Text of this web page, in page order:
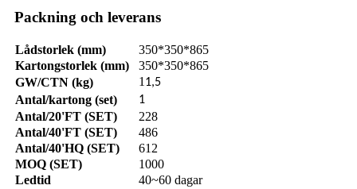
Packning och leverans
Lådstorlek (mm)
350*350*865
Kartongstorlek (mm)
350*350*865
GW/CTN (kg)
11,5
Antal/kartong (set) 1
Antal/20'FT (SET)
228
Antal/40'FT (SET)
486
Antal/40'HQ (SET)
612
MOQ (SET)
1000
Ledtid
40~60 dagar